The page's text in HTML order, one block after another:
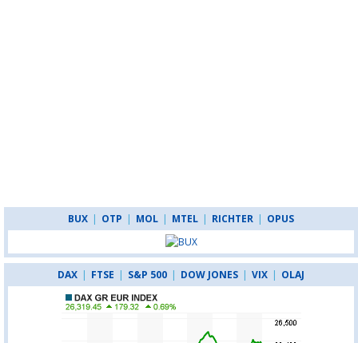
BUX | OTP | MOL | MTEL | RICHTER | OPUS
DAX | FTSE | S&P 500 | DOW JONES | VIX | OLAJ